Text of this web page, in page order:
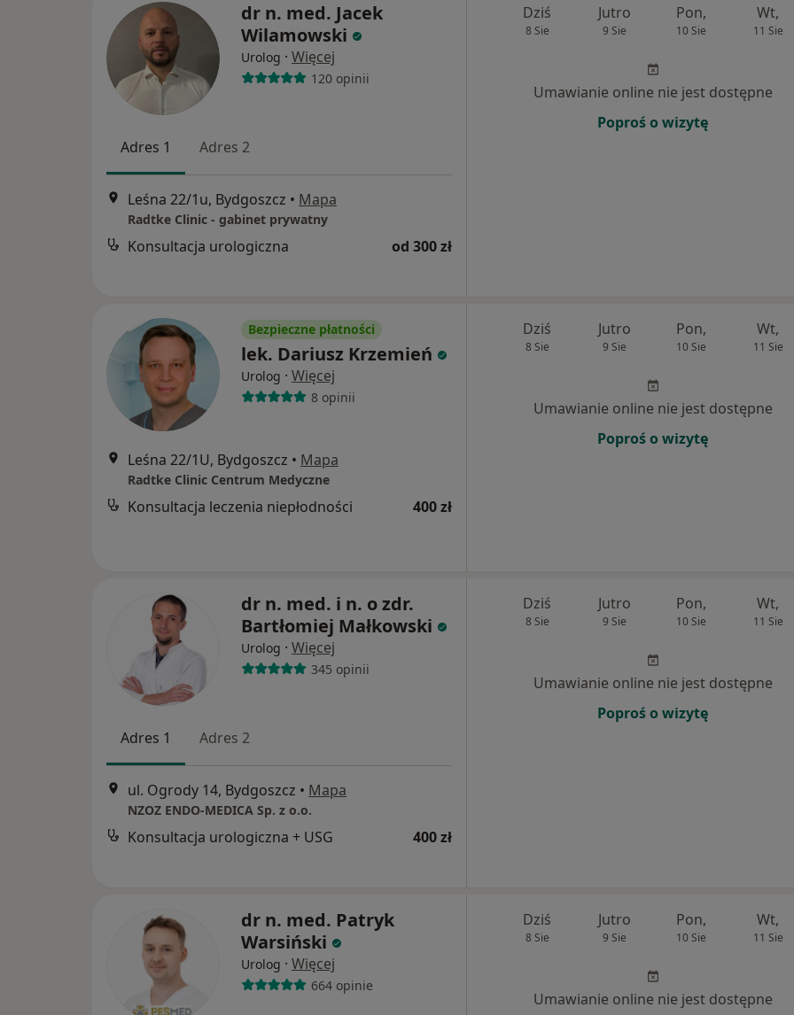
dr n. med. Jacek
Wilamowski
Urolog · Więcej
120 opinii
Adres 1 Adres 2
Leśna 22/1u, Bydgoszcz • Mapa
Radtke Clinic - gabinet prywatny
Konsultacja urologiczna od 300 zł
Dziś
8 Sie
Jutro
9 Sie
Pon,
10 Sie
Wt,
11 Sie
Umawianie online nie jest dostępne
Poproś o wizytę
Bezpieczne płatności
lek. Dariusz Krzemień
Urolog · Więcej
8 opinii
Leśna 22/1U, Bydgoszcz • Mapa
Radtke Clinic Centrum Medyczne
Konsultacja leczenia niepłodności 400 zł
Dziś
8 Sie
Jutro
9 Sie
Pon,
10 Sie
Wt,
11 Sie
Umawianie online nie jest dostępne
Poproś o wizytę
dr n. med. i n. o zdr.
Bartłomiej Małkowski
Urolog · Więcej
345 opinii
Adres 1 Adres 2
ul. Ogrody 14, Bydgoszcz • Mapa
NZOZ ENDO-MEDICA Sp. z o.o.
Konsultacja urologiczna + USG 400 zł
Dziś
8 Sie
Jutro
9 Sie
Pon,
10 Sie
Wt,
11 Sie
Umawianie online nie jest dostępne
Poproś o wizytę
dr n. med. Patryk
Warsiński
Urolog · Więcej
664 opinie
Dziś
8 Sie
Jutro
9 Sie
Pon,
10 Sie
Wt,
11 Sie
Umawianie online nie jest dostępne